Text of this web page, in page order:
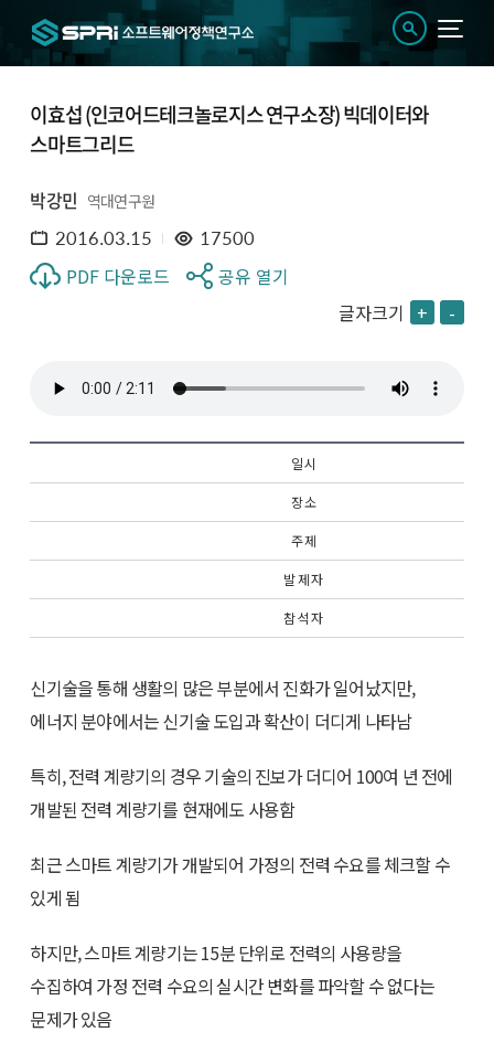
이효섭 (인코어드테크놀로지스 연구소장) 빅데이터와
스마트그리드
박강민 역대연구원
2016.03.15 17500
PDF 다운로드
공유 열기
글자크기 + -
일 시
장 소
주 제
발 제 자
참 석 자
신기술을 통해 생활의 많은 부분에서 진화가 일어났지만,
에너지 분야에서는 신기술 도입과 확산이 더디게 나타남
특히, 전력 계량기의 경우 기술의 진보가 더디어 100여 년 전에
개발된 전력 계량기를 현재에도 사용함
최근 스마트 계량기가 개발되어 가정의 전력 수요를 체크할 수
있게 됨
하지만, 스마트 계량기는 15분 단위로 전력의 사용량을
수집하여 가정 전력 수요의 실시간 변화를 파악할 수 없다는
문제가 있음